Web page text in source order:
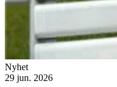
Nyhet
29 jun. 2026